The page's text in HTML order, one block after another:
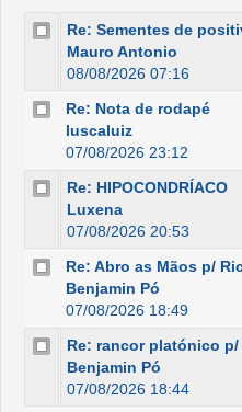
Re: Sementes de
Mauro Antonio
08/08/2026 07:16
Re: Nota de rodapé
luscaluiz
07/08/2026 23:12
Re: HIPOCONDRÍACO
Luxena
07/08/2026 20:53
Re: Abro as Mãos p/
Benjamin Pó
07/08/2026 18:49
Re: rancor platónico
Benjamin Pó
07/08/2026 18:44